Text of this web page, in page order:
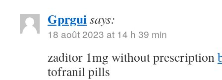
Gprguisays:
18 août 2023 at 14 h 39 min
zaditor 1mg without prescription
tofranil pills